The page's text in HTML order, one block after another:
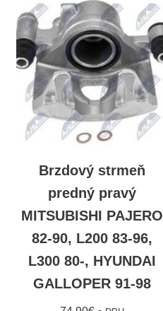
Brzdový strmeň
predný pravý
MITSUBISHI PAJERO
82-90, L200 83-96,
L300 80-, HYUNDAI
GALLOPER 91-98